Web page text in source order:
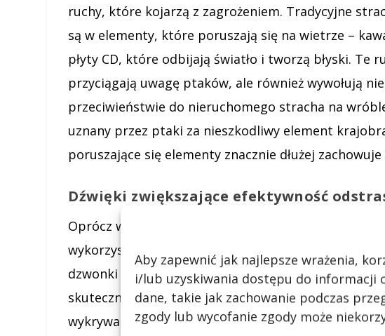
Aby zapewnić jak najlepsze wrażenia,
i/lub uzyskiwania dostępu do informacji
dane, takie jak zachowanie podczas
zgody lub wycofanie zgody może
ruchy, które kojarzą z zagrożeniem. Tradycyjne
są w elementy, które poruszają się na wietrze –
płyty CD, które odbijają światło i tworzą błyski. Te
przyciągają uwagę ptaków, ale również wywołują
przeciwieństwie do nieruchomego stracha na
uznany przez ptaki za nieszkodliwy element
poruszające się elementy znacznie dłużej
Dźwięki zwiększające efektywność
Oprócz wizualnych elementów odstraszających,
wykorzystują również dźwięki. Metalowe elementy
dzwonki czy nawet specjalne gwizdki wiatrakowe
skuteczność odstraszania. Ptaki mają doskonale
wykrywać zagrożenia. Nieprzewidywalne dźwięki,